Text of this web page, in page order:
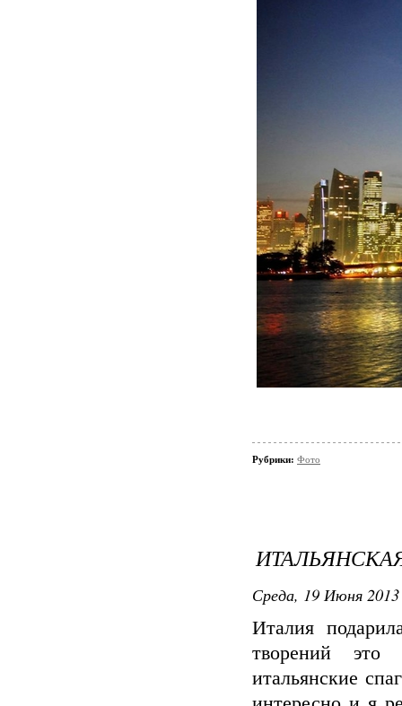
Рубрики: Фото
Среда, 19 Июня
Италия
творений это
итальянские